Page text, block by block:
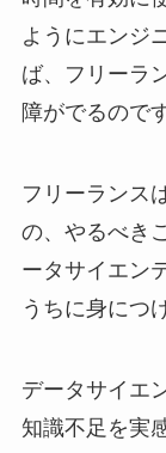
ようにエンジ
ば、フリーラ
障がでるのです
フリーランス
の、やるべき
ータサイエン
うちに身につ
データサイエ
知識不足を実